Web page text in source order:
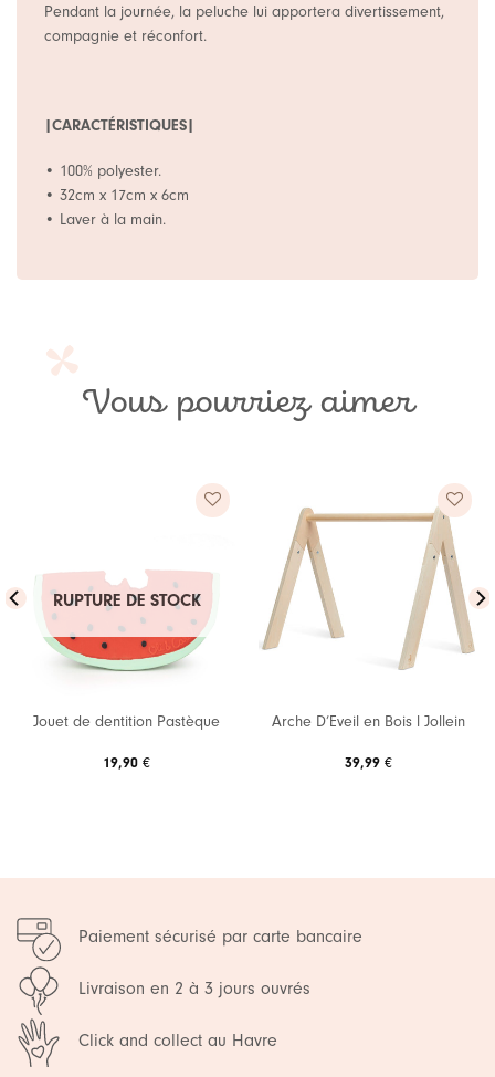
Pendant la journée, la peluche lui apportera divertissement,
compagnie et réconfort.
|CARACTÉRISTIQUES|
• 100% polyester.
• 32cm x 17cm x 6cm
• Laver à la main.
Vous pourriez aimer
Ajouter
liste de
souhaits
RUPTURE DE STOCK
Jouet de dentition Pastèque
19,90 €
Ajouter
à ma
liste de
souhaits
Arche D’Eveil en Bois l Jollein
39,99 €
Paiement sécurisé par carte bancaire
Livraison en 2 à 3 jours ouvrés
Click and collect au Havre